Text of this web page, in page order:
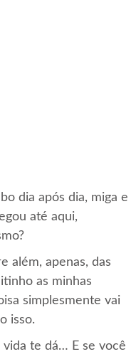
dia após dia, miga e
até aqui,
além, apenas, das
as minhas
simplesmente vai
isso.
vida te dá… E se você